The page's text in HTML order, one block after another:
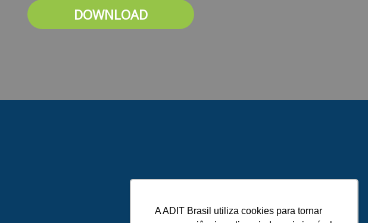
A ADIT Brasil utiliza cookies para tornar
DOWNLOAD